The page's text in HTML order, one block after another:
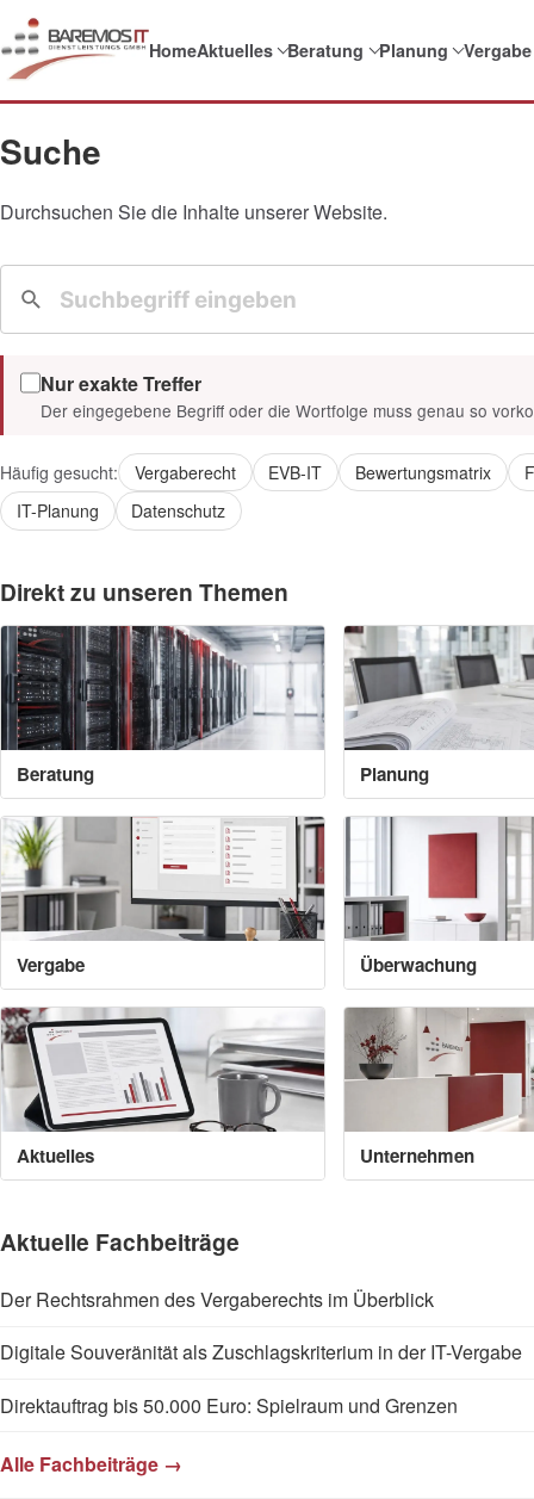
HomeAktuelles Beratung Planung Vergabe
Suche
Durchsuchen Sie die Inhalte unserer Website.
Nur exakte Treffer
Der eingegebene Begriff oder die Wortfolge muss genau so
Häufig gesucht: Vergaberecht EVB-IT Bewertungsmatrix
IT-Planung
Datenschutz
Direkt zu unseren Themen
Beratung Planung
Vergabe Überwachung
Aktuelles Unternehmen
Aktuelle Fachbeiträge
Der Rechtsrahmen des Vergaberechts im Überblick
Digitale Souveränität als Zuschlagskriterium in der IT-Vergabe
Direktauftrag bis 50.000 Euro: Spielraum und Grenzen
Alle Fachbeiträge →